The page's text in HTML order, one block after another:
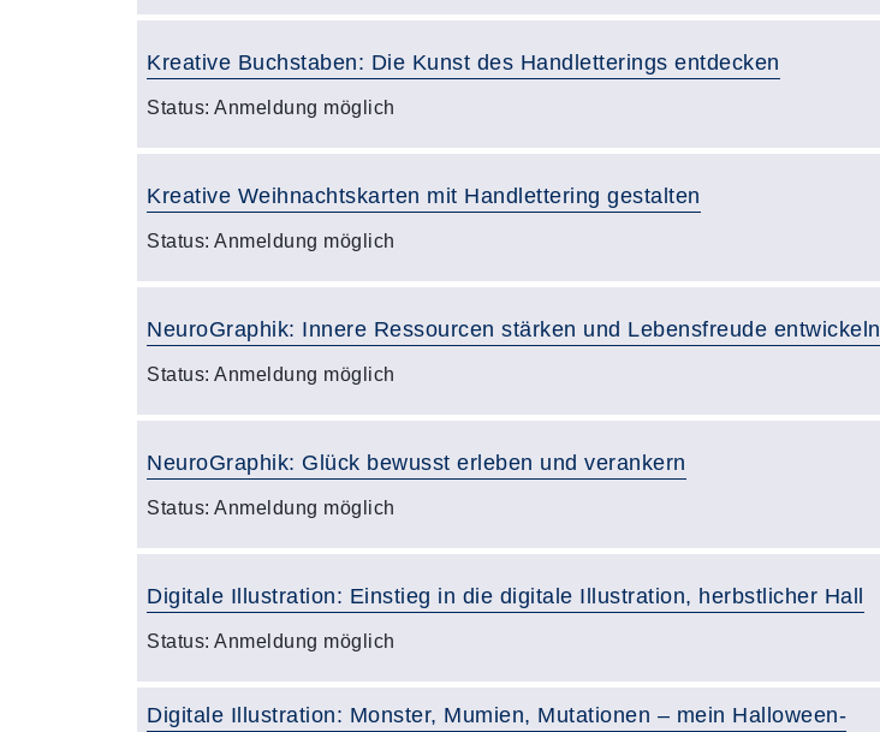
Kreative Buchstaben: Die Kunst des Handletterings entdecken
Status: Anmeldung möglich
Kreative Weihnachtskarten mit Handlettering gestalten
Status: Anmeldung möglich
NeuroGraphik: Innere Ressourcen stärken und Lebensfreude entwickeln
Status: Anmeldung möglich
NeuroGraphik: Glück bewusst erleben und verankern
Status: Anmeldung möglich
Digitale Illustration: Einstieg in die digitale Illustration, herbstlicher Hall
Status: Anmeldung möglich
Digitale Illustration: Monster, Mumien, Mutationen – mein Halloween-